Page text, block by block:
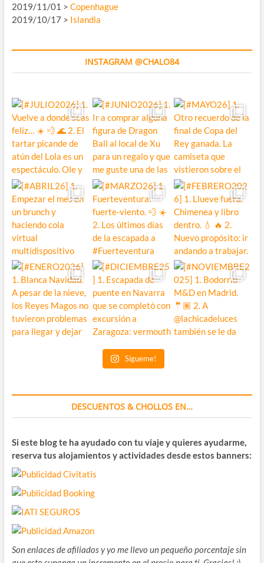
2019/11/01 > Copenhague
2019/10/17 > Islandia
INSTAGRAM @CHALO84
Sígueme!
DESCUENTOS & CHOLLOS EN…
Si este blog te ha ayudado con tu viaje y quieres ayudarme,
reserva tus alojamientos y actividades desde estos banners:
Son enlaces de afiliados y yo me llevo un pequeño porcentaje sin